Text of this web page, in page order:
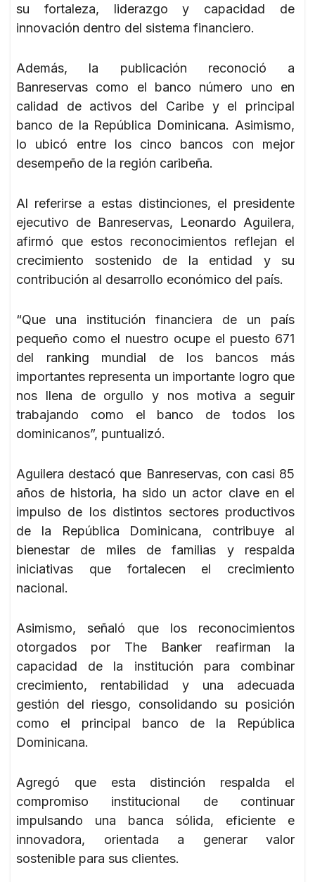
su fortaleza, liderazgo y capacidad de
innovación dentro del sistema financiero.
Además, la publicación reconoció a
Banreservas como el banco número uno en
calidad de activos del Caribe y el principal
banco de la República Dominicana. Asimismo,
lo ubicó entre los cinco bancos con mejor
desempeño de la región caribeña.
Al referirse a estas distinciones, el presidente
ejecutivo de Banreservas, Leonardo Aguilera,
afirmó que estos reconocimientos reflejan el
crecimiento sostenido de la entidad y su
contribución al desarrollo económico del país.
“Que una institución financiera de un país
pequeño como el nuestro ocupe el puesto 671
del ranking mundial de los bancos más
importantes representa un importante logro que
nos llena de orgullo y nos motiva a seguir
trabajando como el banco de todos los
dominicanos”, puntualizó.
Aguilera destacó que Banreservas, con casi 85
años de historia, ha sido un actor clave en el
impulso de los distintos sectores productivos
de la República Dominicana, contribuye al
bienestar de miles de familias y respalda
iniciativas que fortalecen el crecimiento
nacional.
Asimismo, señaló que los reconocimientos
otorgados por The Banker reafirman la
capacidad de la institución para combinar
crecimiento, rentabilidad y una adecuada
gestión del riesgo, consolidando su posición
como el principal banco de la República
Dominicana.
Agregó que esta distinción respalda el
compromiso institucional de continuar
impulsando una banca sólida, eficiente e
innovadora, orientada a generar valor
sostenible para sus clientes.